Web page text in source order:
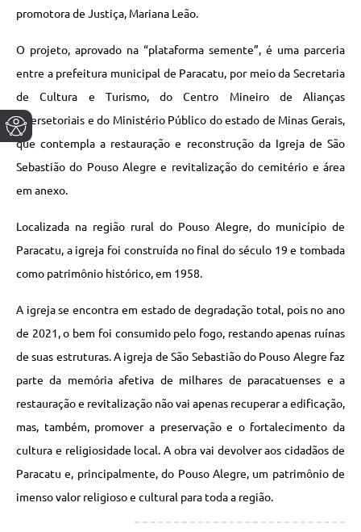
promotora de Justiça, Mariana Leão.
O projeto, aprovado na “plataforma semente”, é uma parceria
entre a prefeitura municipal de Paracatu, por meio da Secretaria
de Cultura e Turismo, do Centro Mineiro de Alianças
Intersetoriais e do Ministério Público do estado de Minas Gerais,
que contempla a restauração e reconstrução da Igreja de São
Sebastião do Pouso Alegre e revitalização do cemitério e área
em anexo.
Localizada na região rural do Pouso Alegre, do município de
Paracatu, a igreja foi construída no final do século 19 e tombada
como patrimônio histórico, em 1958.
A igreja se encontra em estado de degradação total, pois no ano
de 2021, o bem foi consumido pelo fogo, restando apenas ruínas
de suas estruturas. A igreja de São Sebastião do Pouso Alegre faz
parte da memória afetiva de milhares de paracatuenses e a
restauração e revitalização não vai apenas recuperar a edificação,
mas, também, promover a preservação e o fortalecimento da
cultura e religiosidade local. A obra vai devolver aos cidadãos de
Paracatu e, principalmente, do Pouso Alegre, um patrimônio de
imenso valor religioso e cultural para toda a região.